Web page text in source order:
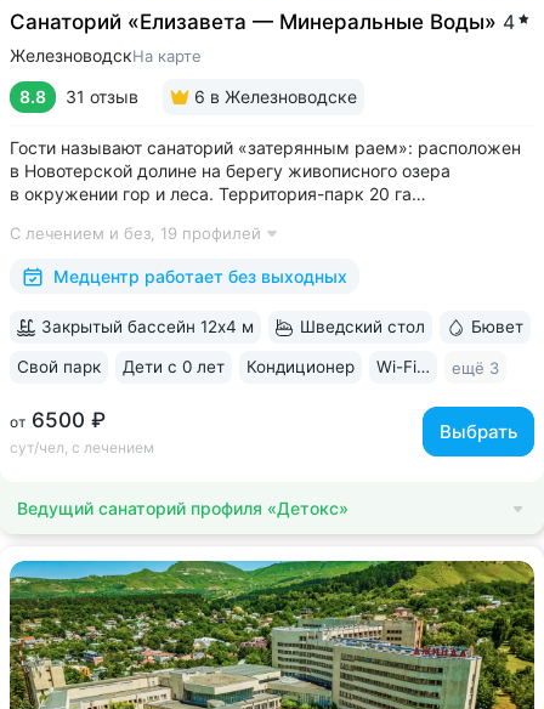
Cанаторий «Елизавета — Минеральные Воды» 4
ЖелезноводскНа карте
8.8 31 отзыв 6 в Железноводске
Гости называют санаторий «затерянным раем»: расположен
в Новотерской долине на берегу живописного озера
в окружении гор и леса. Территория-парк 20 га
живописным храмом «Нерушимая стена» • Обустроенная
набережная озера с зонами отдыха и...
С лечением и без, 19 профилей
Медцентр работает без выходных
от 6500 ₽
сут/чел, с лечением
Выбрать
Закрытый бассейн 12х4 м Шведский стол Бювет
Свой парк Дети с 0 лет Кондиционер Wi-Fi в номерах ещё 3
Ведущий санаторий профиля «Детокс»